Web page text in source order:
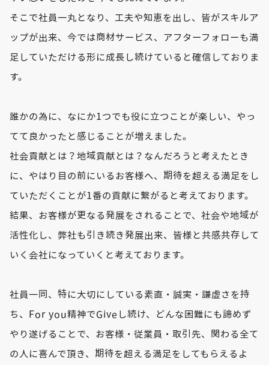
そこで社員一丸となり、工夫や知恵を出し、皆がスキルア
ップが出来、今では商材サービス、アフターフォローも満
足していただける形に成長し続けていると確信しておりま
す。
誰かの為に、なにか1つでも役に立つことが楽しい、やっ
てて良かったと感じることが増えました。
社会貢献とは？地域貢献とは？なんだろうと考えたとき
に、やはり目の前にいるお客様へ、期待を超える満足をし
ていただくことが1番の貢献に繋がると考えております。
結果、お客様が更なる発展をされることで、社会や地域が
活性化し、弊社も引き続き発展出来、皆様と共感共存して
いく会社になっていくと考えております。
社員一同、特に大切にしている素直・誠実・謙虚さを持
ち、For you精神でGiveし続け、どんな困難にも諦めず
やり遂げることで、お客様・従業員・取引先、関わる全て
の人に喜んで頂き、期待を超える満足をしてもらえるよ